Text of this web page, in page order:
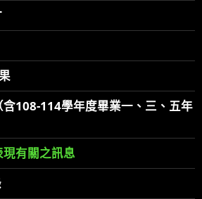
108-114學年度畢業一、三、五年
有關之訊息